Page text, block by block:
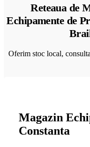
Reteaua de
Echipamente de
Oferim stoc local,
Magazin
Constanta